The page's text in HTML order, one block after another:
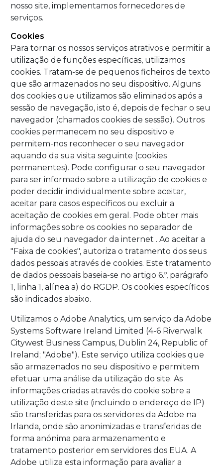
nosso site, implementamos fornecedores de
serviços.
Cookies
Para tornar os nossos serviços atrativos e permitir a
utilização de funções específicas, utilizamos
cookies. Tratam-se de pequenos ficheiros de texto
que são armazenados no seu dispositivo. Alguns
dos cookies que utilizamos são eliminados após a
sessão de navegação, isto é, depois de fechar o seu
navegador (chamados cookies de sessão). Outros
cookies permanecem no seu dispositivo e
permitem-nos reconhecer o seu navegador
aquando da sua visita seguinte (cookies
permanentes). Pode configurar o seu navegador
para ser informado sobre a utilização de cookies e
poder decidir individualmente sobre aceitar,
aceitar para casos específicos ou excluir a
aceitação de cookies em geral. Pode obter mais
informações sobre os cookies no separador de
ajuda do seu navegador da internet . Ao aceitar a
"Faixa de cookies", autoriza o tratamento dos seus
dados pessoais através de cookies. Este tratamento
de dados pessoais baseia-se no artigo 6.º, parágrafo
1, linha 1, alínea a) do RGDP. Os cookies específicos
são indicados abaixo.
Utilizamos o Adobe Analytics, um serviço da Adobe
Systems Software Ireland Limited (4-6 Riverwalk
Citywest Business Campus, Dublin 24, Republic of
Ireland; "Adobe"). Este serviço utiliza cookies que
são armazenados no seu dispositivo e permitem
efetuar uma análise da utilização do site. As
informações criadas através do cookie sobre a
utilização deste site (incluindo o endereço de IP)
são transferidas para os servidores da Adobe na
Irlanda, onde são anonimizadas e transferidas de
forma anónima para armazenamento e
tratamento posterior em servidores dos EUA. A
Adobe utiliza esta informação para avaliar a